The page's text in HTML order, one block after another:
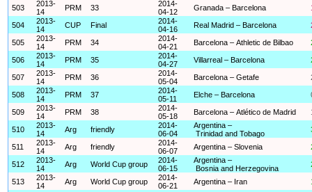
503
2013-
14
PRM 33
2014-
04-12
Granada – Barcelona
504
2013-
14
CUP Final
2014-
04-16
Real Madrid – Barcelona
505
2013-
14
PRM 34
2014-
04-21
Barcelona – Athletic de Bilbao
506
2013-
14
PRM 35
2014-
04-27
Villarreal – Barcelona
507
2013-
14
PRM 36
2014-
05-04
Barcelona – Getafe
508
2013-
14
PRM 37
2014-
05-11
Elche – Barcelona
509
2013-
14
PRM 38
2014-
05-18
Barcelona – Atlético de Madrid
510
2013-
14
Arg friendly
2014-
06-04
Argentina –
Trinidad and Tobago
511
2013-
14
Arg friendly
2014-
06-07
Argentina – Slovenia
512
2013-
14
Arg World Cup group
2014-
06-15
Argentina –
Bosnia and Herzegovina
513
2013-
14
Arg World Cup group
2014-
06-21
Argentina – Iran